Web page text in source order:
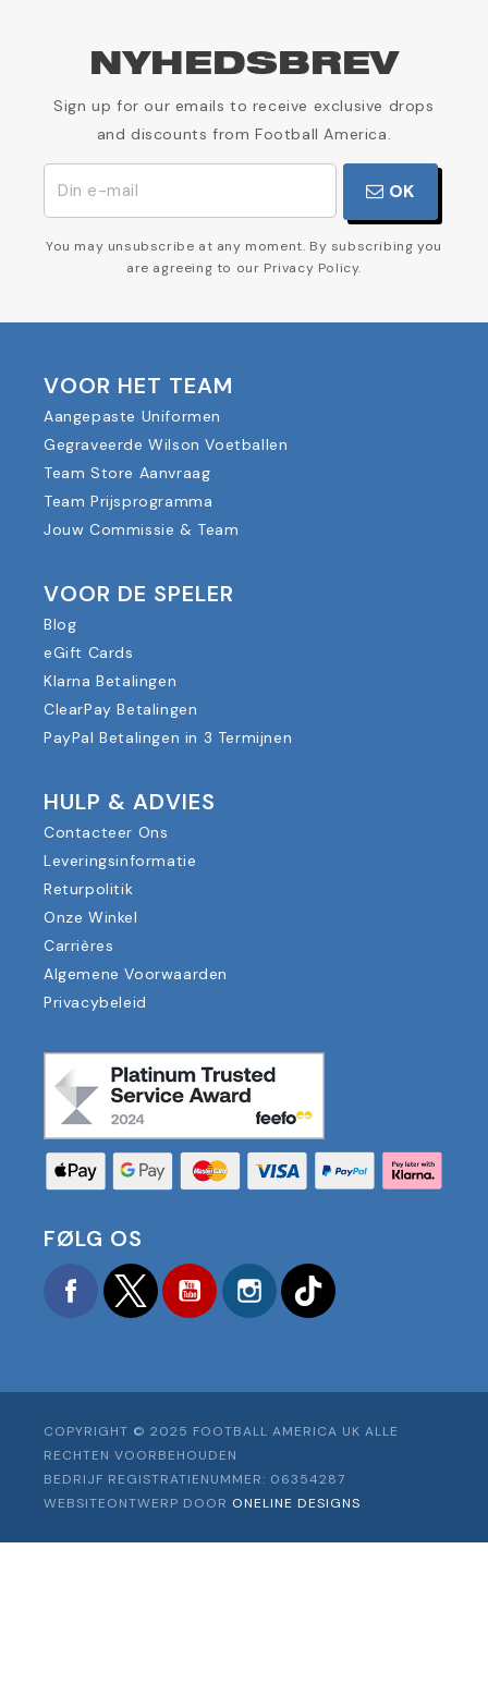
NYHEDSBREV
Sign up for our emails to receive exclusive drops
and discounts from Football America.
OK
You may unsubscribe at any moment. By subscribing you
are agreeing to our Privacy Policy.
VOOR HET TEAM
Aangepaste Uniformen
Gegraveerde Wilson Voetballen
Team Store Aanvraag
Team Prijsprogramma
Jouw Commissie & Team
VOOR DE SPELER
Blog
eGift Cards
Klarna Betalingen
ClearPay Betalingen
PayPal Betalingen in 3 Termijnen
HULP & ADVIES
Contacteer Ons
Leveringsinformatie
Returpolitik
Onze Winkel
Carrières
Algemene Voorwaarden
Privacybeleid
FØLG OS
FacebookTwitter YouTubeInstagram
COPYRIGHT © 2025 FOOTBALL AMERICA UK ALLE
RECHTEN VOORBEHOUDEN
BEDRIJF REGISTRATIENUMMER: 06354287
WEBSITEONTWERP DOOR ONELINE DESIGNS